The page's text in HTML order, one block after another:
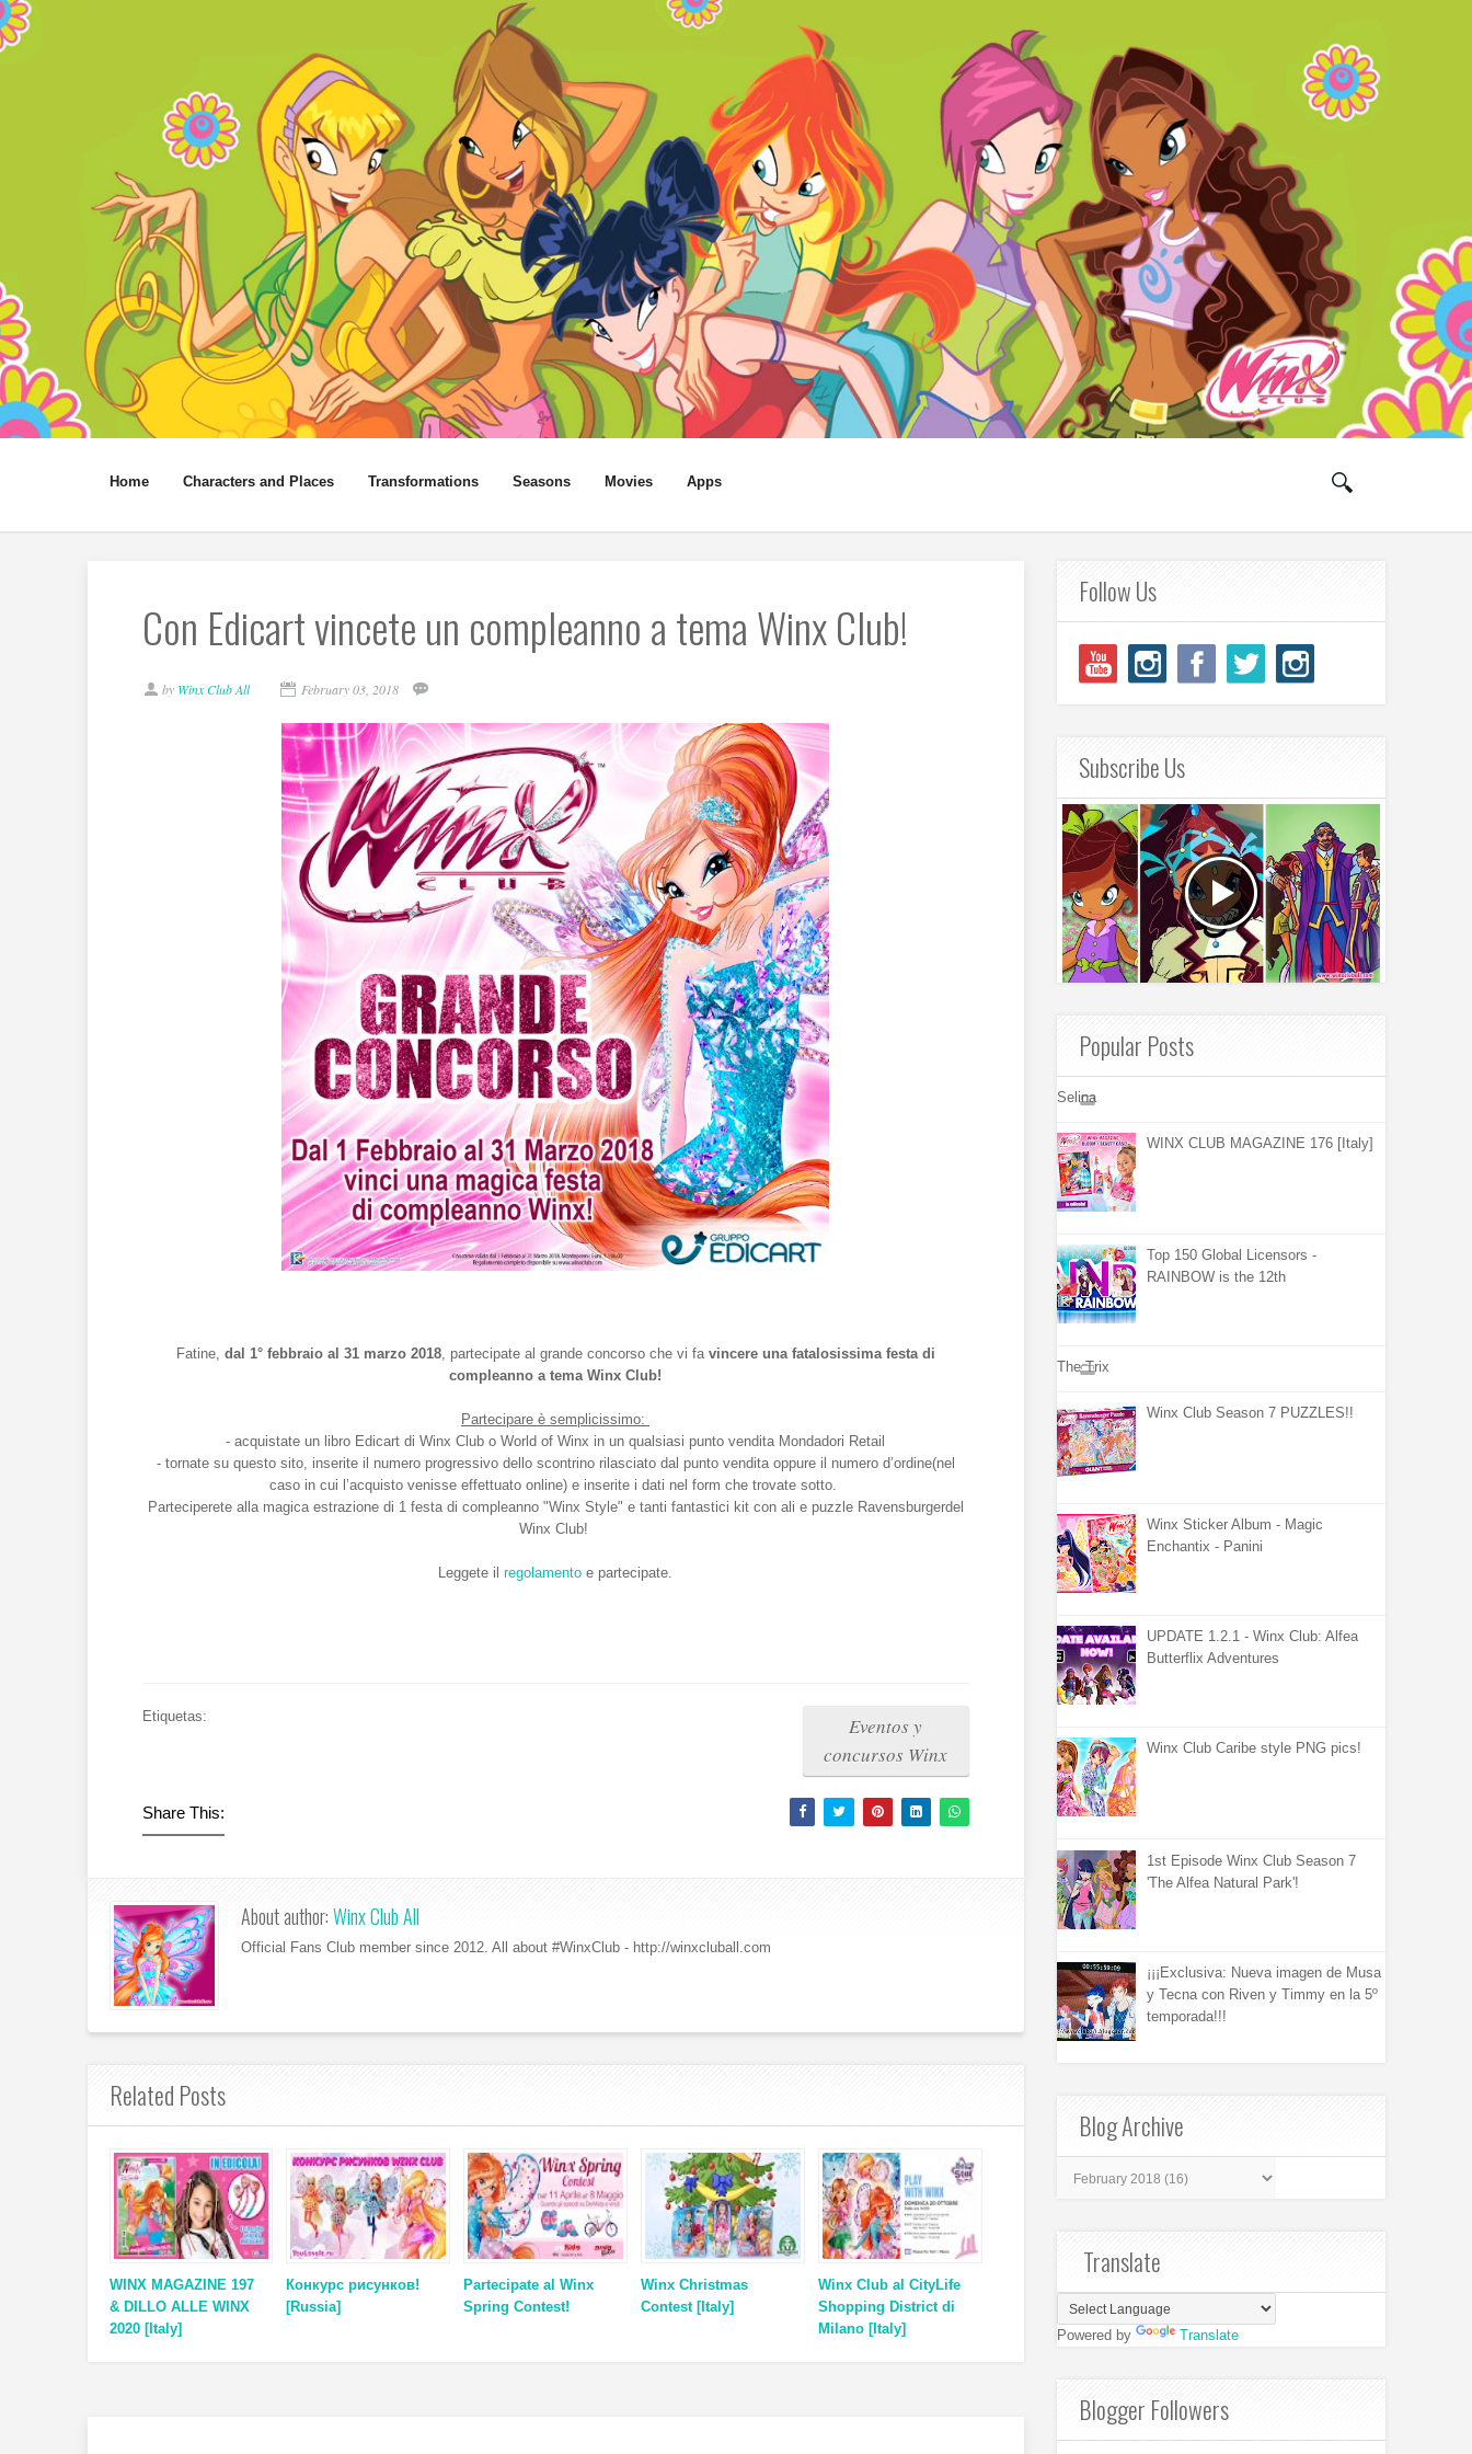
Home Characters and Places Transformations Seasons Movies Apps
Con Edicart vincete un compleanno a tema Winx Club!
by Winx Club All February 03, 2018
Fatine, dal 1° febbraio al 31 marzo 2018, partecipate al grande concorso che vi fa vincere una fatalosissima festa di
compleanno a tema Winx Club!
Partecipare è semplicissimo:
- acquistate un libro Edicart di Winx Club o World of Winx in un qualsiasi punto vendita Mondadori Retail
- tornate su questo sito, inserite il numero progressivo dello scontrino rilasciato dal punto vendita oppure il numero d’ordine(nel
caso in cui l’acquisto venisse effettuato online) e inserite i dati nel form che trovate sotto.
Parteciperete alla magica estrazione di 1 festa di compleanno "Winx Style" e tanti fantastici kit con ali e puzzle Ravensburgerdel
Winx Club!
Leggete il regolamento e partecipate.
Etiquetas:
Eventos y
concursos Winx
Share This:
About author:Winx Club All
Official Fans Club member since 2012. All about #WinxClub - http://winxcluball.com
Related Posts
WINX MAGAZINE 197
& DILLO ALLE WINX
2020 [Italy]
Конкурс рисунков!
[Russia]
Partecipate al Winx
Spring Contest!
Winx Christmas
Contest [Italy]
Winx Club al CityLife
Shopping District di
Milano [Italy]
Follow Us
Subscribe Us
Popular Posts
Selina
WINX CLUB MAGAZINE 176 [Italy]
Top 150 Global Licensors -
RAINBOW is the 12th
The Trix
Winx Club Season 7 PUZZLES!!
Winx Sticker Album - Magic
Enchantix - Panini
UPDATE 1.2.1 - Winx Club: Alfea
Butterflix Adventures
Winx Club Caribe style PNG pics!
1st Episode Winx Club Season 7
'The Alfea Natural Park'!
¡¡¡Exclusiva: Nueva imagen de Musa
y Tecna con Riven y Timmy en la 5º
temporada!!!
Blog Archive
Translate
Powered by Translate
Blogger Followers